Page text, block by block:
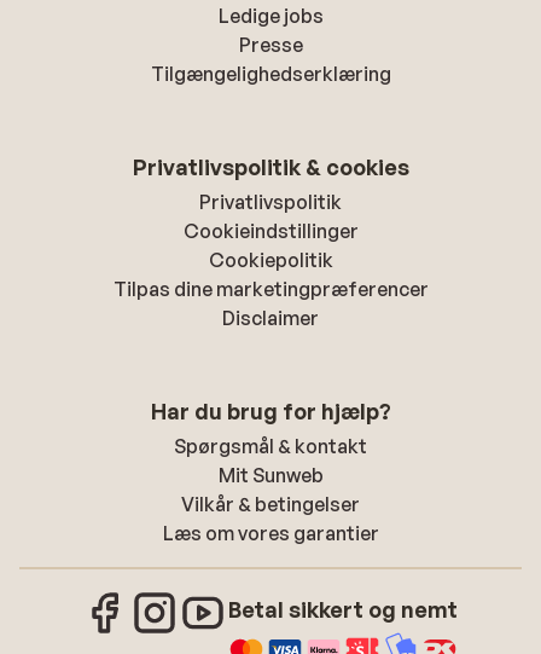
Ledige jobs
Presse
Tilgængelighedserklæring
Privatlivspolitik & cookies
Privatlivspolitik
Cookieindstillinger
Cookiepolitik
Tilpas dine marketingpræferencer
Disclaimer
Har du brug for hjælp?
Spørgsmål & kontakt
Mit Sunweb
Vilkår & betingelser
Læs om vores garantier
Betal sikkert og nemt